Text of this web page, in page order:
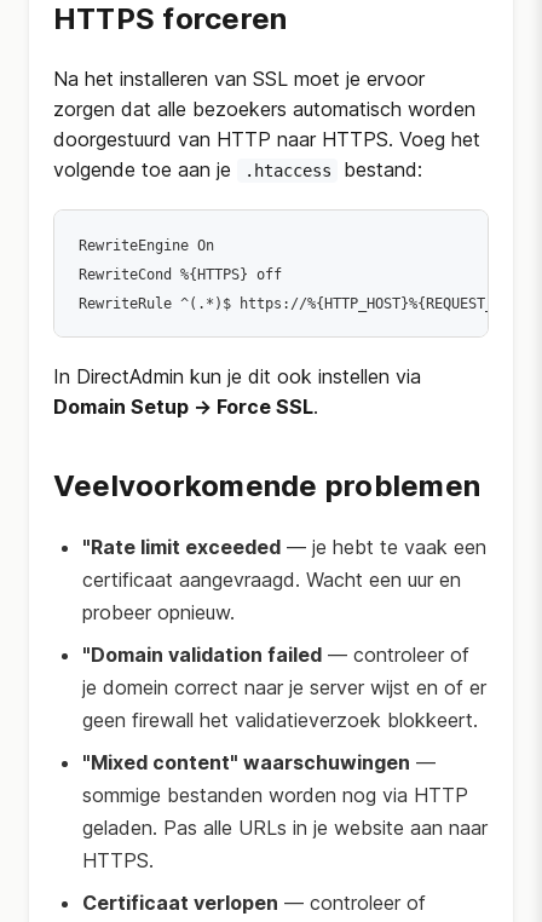
HTTPS forceren
Na het installeren van SSL moet je ervoor
zorgen dat alle bezoekers automatisch worden
doorgestuurd van HTTP naar HTTPS. Voeg het
volgende toe aan je
.htaccess bestand:
RewriteEngine On
RewriteCond %{HTTPS} off
RewriteRule ^(.*)$ https://%{HTTP_HOST}%{REQUEST_URI}
In DirectAdmin kun je dit ook instellen via
Domain Setup → Force SSL.
Veelvoorkomende problemen
"Rate limit exceeded — je hebt te vaak een
certificaat aangevraagd. Wacht een uur en
probeer opnieuw.
"Domain validation failed — controleer of
je domein correct naar je server wijst en of er
geen firewall het validatieverzoek blokkeert.
"Mixed content" waarschuwingen —
sommige bestanden worden nog via HTTP
geladen. Pas alle URLs in je website aan naar
HTTPS.
Certificaat verlopen — controleer of